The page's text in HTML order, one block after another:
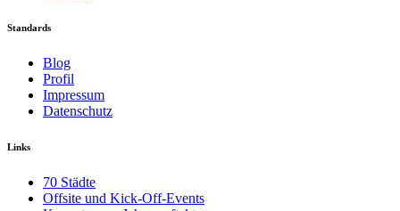
Standards
Blog
Profil
Impressum
Datenschutz
Links
70 Städte
Offsite und Kick-Off-Events